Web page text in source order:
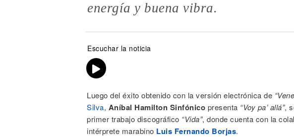
energía y buena vibra.
Escuchar la noticia
Luego del éxito obtenido con la versión electrónica de
Silva, Aníbal Hamilton Sinfónico presenta “Voy pa’ allá”,
primer trabajo discográfico “Vida”, donde cuenta con la
intérprete marabino Luis Fernando Borjas.